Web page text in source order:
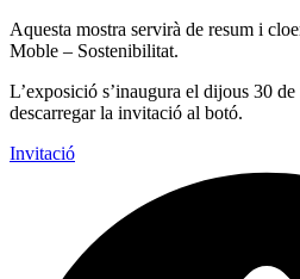
Aquesta mostra servirà de resum i
Moble – Sostenibilitat.
L’exposició s’inaugura el dijous 30
descarregar la invitació al botó.
Invitació